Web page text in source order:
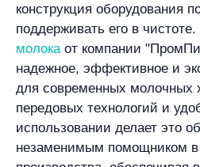
конструкция оборудования
поддерживать его в чистоте.
молокаот компании
надежное, эффективное и
для современных молочных
передовых технологий и
использовании делает это
незаменимым помощником в